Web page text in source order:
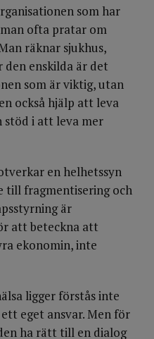
som har
ofta pratar om
räknar sjukhus,
den enskilda är det
som är viktig, utan
också hjälp att leva
stöd i att leva mer
en helhetssyn
till fragmentisering och
är
att beteckna att
ekonomin, inte
ligger förstås inte
eget ansvar. Men för
ha rätt till en dialog